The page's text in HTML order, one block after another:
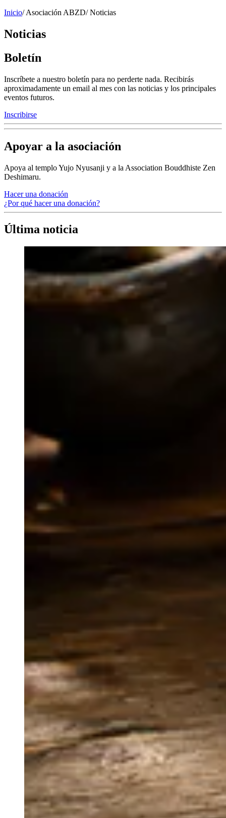
Inicio/ Asociación ABZD/ Noticias
Noticias
Boletín
Inscríbete a nuestro boletín para no perderte nada. Recibirás
aproximadamente un email al mes con las noticias y los principales
eventos futuros.
Inscribirse
Apoyar a la asociación
Apoya al templo Yujo Nyusanji y a la Association Bouddhiste Zen
Deshimaru.
Hacer una donación
¿Por qué hacer una donación?
Última noticia